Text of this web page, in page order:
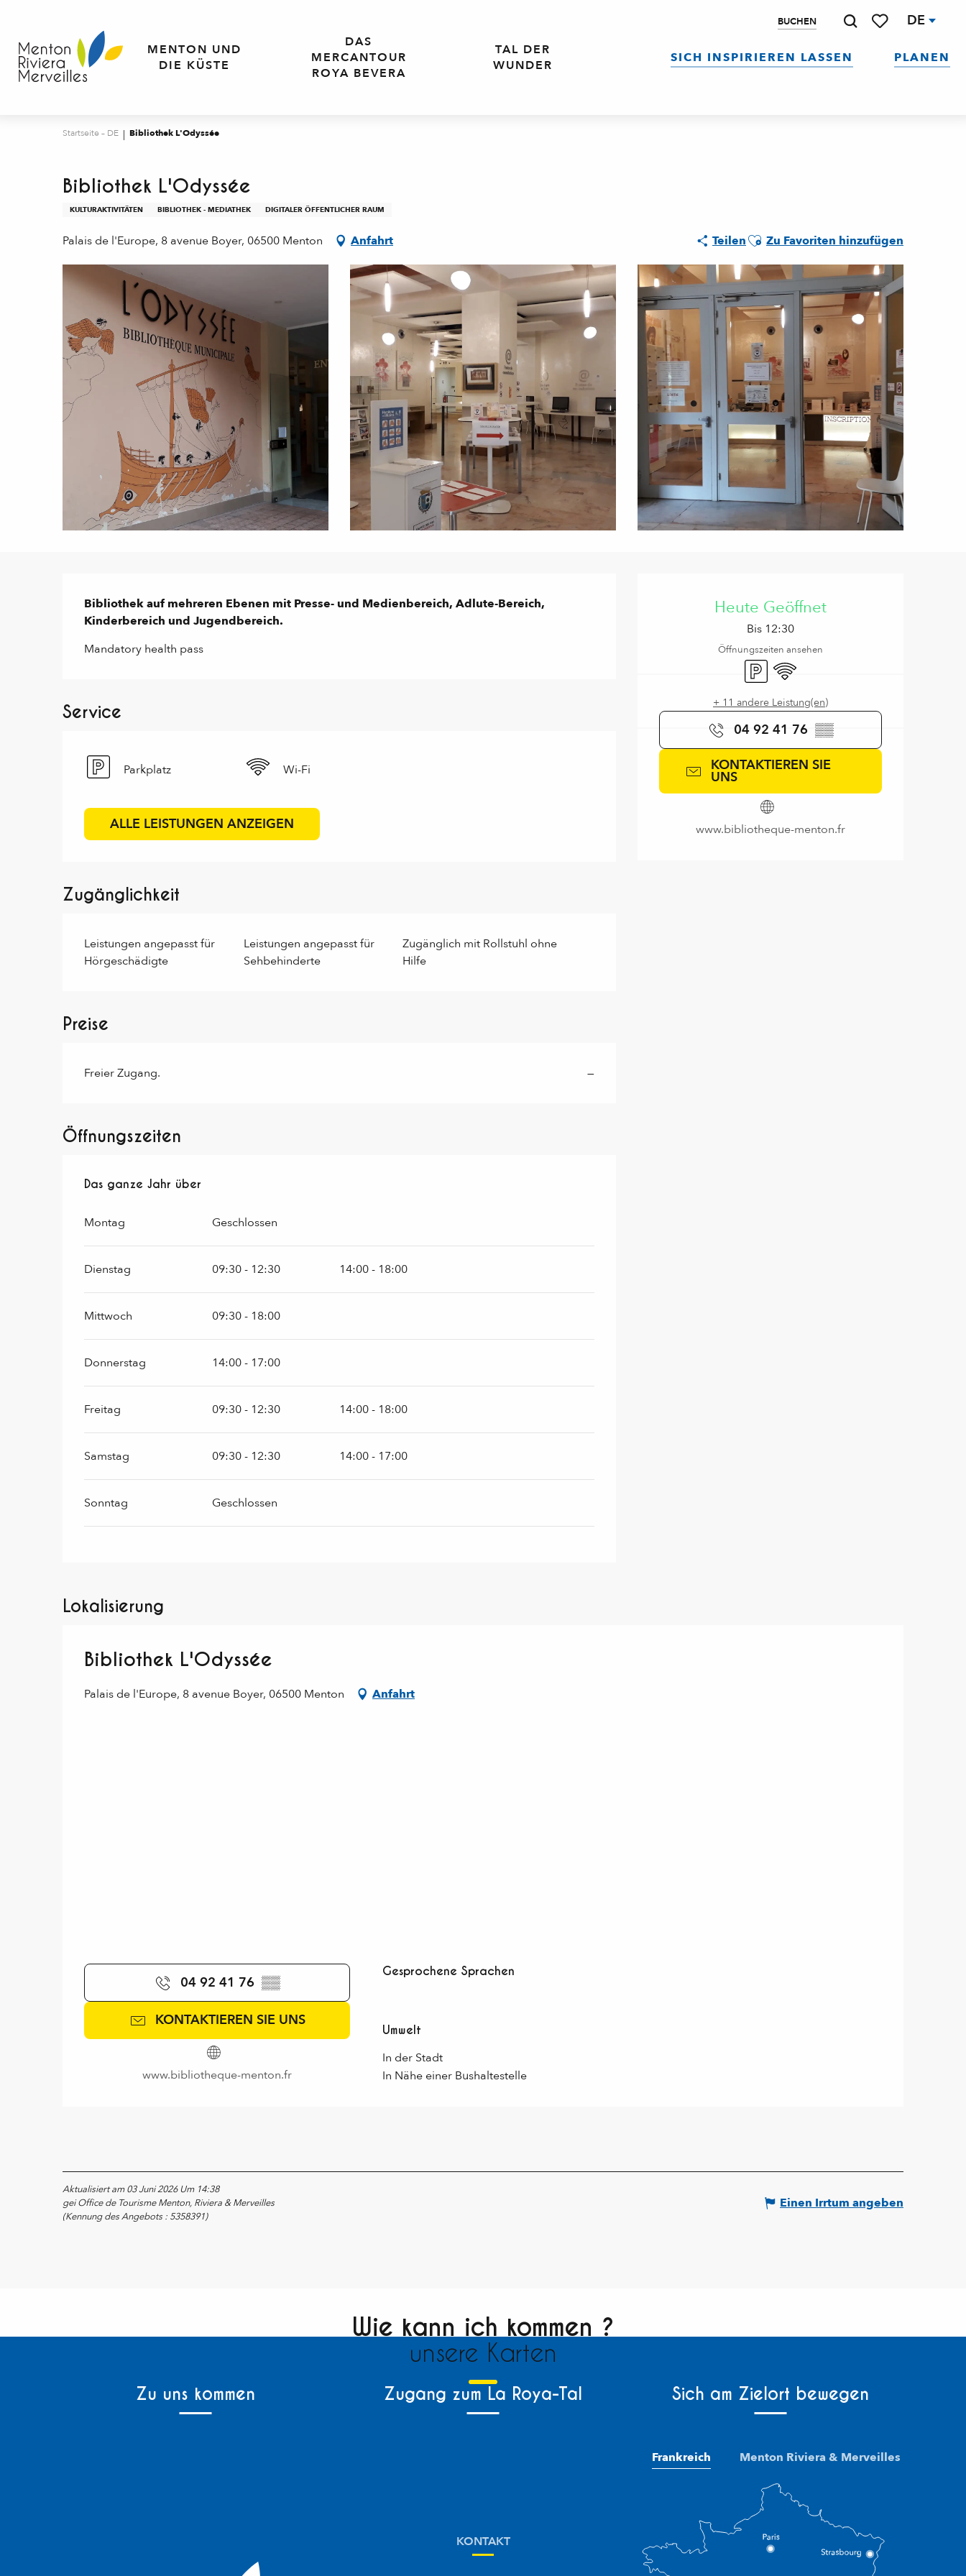
contenu
principal
BUCHEN DE
MENTON UND
DIE KÜSTE
DAS
MERCANTOUR
ROYA BEVERA
TAL DER
WUNDER
SICH INSPIRIEREN LASSEN PLANEN
Startseite – DE Bibliothek L'Odyssée
Bibliothek L'Odyssée
KULTURAKTIVITÄTEN BIBLIOTHEK - MEDIATHEK DIGITALER ÖFFENTLICHER RAUM
Palais de l'Europe, 8 avenue Boyer, 06500 Menton Anfahrt TeilenAjouter aux favoris
Zu Favoriten hinzufügen
Heute Geöffnet
Bis 12:30
Öffnungszeiten ansehen
Parkplatz
Wi-Fi
+ 11 andere Leistung(en)
04 92 41 76 ▒▒
KONTAKTIEREN SIE
UNS
www.bibliotheque-menton.fr
Beschreibung
Bibliothek auf mehreren Ebenen mit Presse- und Medienbereich, Adlute-Bereich,
Kinderbereich und Jugendbereich.
Mandatory health pass
Service
Parkplatz Wi-Fi
ALLE LEISTUNGEN ANZEIGEN
Zugänglichkeit
Leistungen angepasst für
Hörgeschädigte
Leistungen angepasst für
Sehbehinderte
Zugänglich mit Rollstuhl ohne
Hilfe
Preise
Freier Zugang. —
Öffnungszeiten
Das ganze Jahr über
Das ganze Jahr über
Montag Geschlossen
Dienstag 09:30 - 12:30 14:00 - 18:00
Mittwoch 09:30 - 18:00
Donnerstag 14:00 - 17:00
Freitag 09:30 - 12:30 14:00 - 18:00
Samstag 09:30 - 12:30 14:00 - 17:00
Sonntag Geschlossen
Lokalisierung
Bibliothek L'Odyssée
Palais de l'Europe, 8 avenue Boyer, 06500 Menton Anfahrt
04 92 41 76 ▒▒
KONTAKTIEREN SIE UNS
www.bibliotheque-menton.fr
Gesprochene Sprachen
Gesprochene Sprachen
Umwelt
Umwelt
In der Stadt
In Nähe einer Bushaltestelle
Aktualisiert am 03 Juni 2026 Um 14:38
gei Office de Tourisme Menton, Riviera & Merveilles
(Kennung des Angebots : 5358391)
Einen Irrtum angeben
Wie kann ich kommen ?
unsere Karten
Zu uns kommen Zugang zum La Roya-Tal Sich am Zielort bewegen
KONTAKT
Frankreich Menton Riviera & Merveilles